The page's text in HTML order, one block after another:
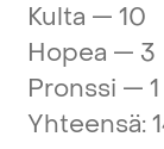
Kulta — 10
Hopea — 3
Pronssi — 1
Yhteensä: